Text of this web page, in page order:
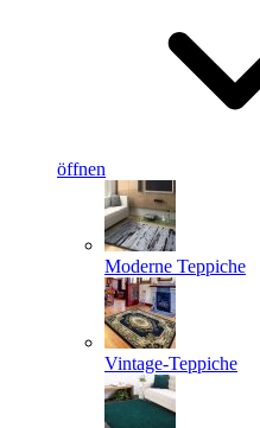
öffnen
Moderne Teppiche
Vintage-Teppiche